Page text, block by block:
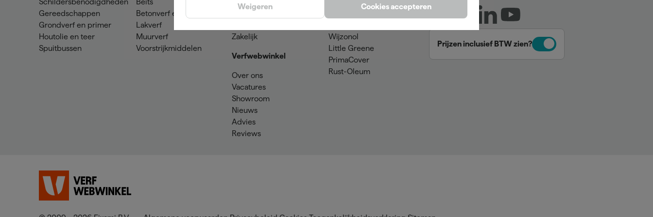
Cookies accepteren
Weigeren
Gereedschappen
Grondverf en primer
Houtolie en teer
Spuitbussen
Betonverf en -coatings
Lakverf
Muurverf
Voorstrijkmiddelen
Verzenden & retourneren
Zakelijk
Verfwebwinkel
Over ons
Vacatures
Showroom
Nieuws
Advies
Reviews
Wijzonol
Little Greene
PrimaCover
Rust-Oleum
Prijzen inclusief BTW zien?